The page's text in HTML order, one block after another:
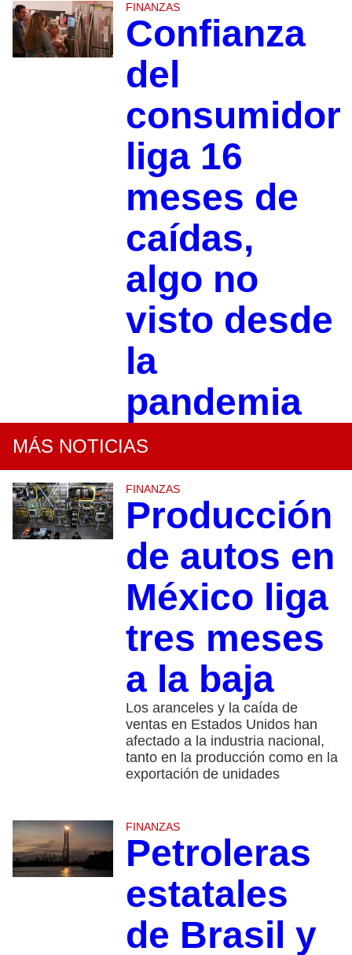
FINANZAS
Confianza
del
consumidor
liga 16
meses de
caídas,
algo no
visto desde
la
pandemia
MÁS NOTICIAS
FINANZAS
Producción
de autos en
México liga
tres meses
a la baja
Los aranceles y la caída de
ventas en Estados Unidos han
afectado a la industria nacional,
tanto en la producción como en la
exportación de unidades
FINANZAS
Petroleras
estatales
de Brasil y